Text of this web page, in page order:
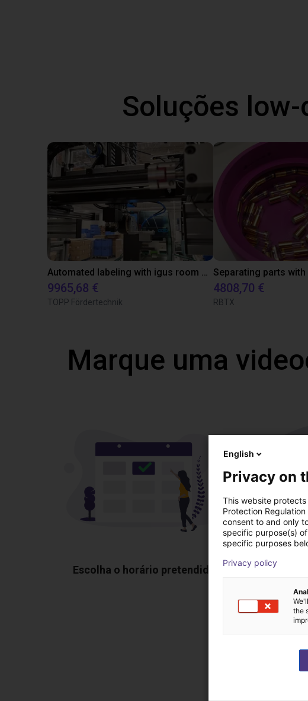
Soluções
Automated labeling with igus room gantry and a cab label printer
9965,68 €
TOPP Fördertechnik
4808,70 €
RBTX
Marque uma
Escolha o horário pretendido Mostre-nos
English
Privacy on
This website
Protection
consent to and only
specific purpose(s)
specific purposes
Privacy policy
the